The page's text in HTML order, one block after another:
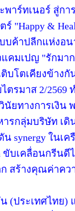
าร์ทเนอร์ สู่กา
"Happy &
บค้าปลีกแห่งอ
แคมเปญ "รักม
บโตเคียงข้างกั
ตรมาส 2/2569
ยทางการเงิน
ารกลุ่มบริษัท เ
synergy ในเค
ขับเคลื่อนกรี
สร้างคุณค่าคว
(ประเทศไทย)